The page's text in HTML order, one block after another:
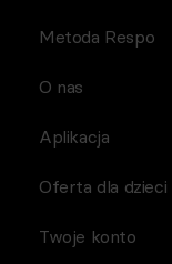
Metoda Respo
O nas
Aplikacja
Oferta dla dzieci
Twoje konto